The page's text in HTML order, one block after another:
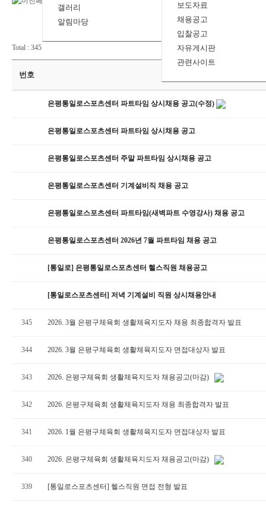
갤러리
알림마당
보도자료
채용공고
입찰공고
자유게시판
관련사이트
Total : 345
번호
은평통일로스포츠센터 파트타임 상시채용 공고(수정)
은평통일로스포츠센터 파트타임 상시채용 공고
은평통일로스포츠센터 주말 파트타임 상시채용 공고
은평통일로스포츠센터 기계설비직 채용 공고
은평통일로스포츠센터 파트타임(새벽파트 수영강사) 채용 공고
은평통일로스포츠센터 2026년 7월 파트타임 채용 공고
[통일로] 은평통일로스포츠센터 헬스직원 채용공고
[통일로스포츠센터] 저녁 기계설비 직원 상시채용안내
345 2026. 3월 은평구체육회 생활체육지도자 채용 최종합격자 발표
344 2026. 3월 은평구체육회 생활체육지도자 면접대상자 발표
343 2026. 은평구체육회 생활체육지도자 채용공고(마감)
342 2026. 은평구체육회 생활체육지도자 채용 최종합격자 발표
341 2026. 1월 은평구체육회 생활체육지도자 면접대상자 발표
340 2026. 은평구체육회 생활체육지도자 채용공고(마감)
339 [통일로스포츠센터] 헬스직원 면접 전형 발표